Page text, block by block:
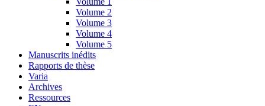
Volume 2
Volume 3
Volume 4
Volume 5
Manuscrits inédits
Rapports de thèse
Varia
Archives
Ressources